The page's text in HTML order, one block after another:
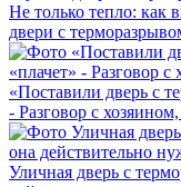
Не только тепло: как
двери с
«Поставили дверь с
- Разговор с
Уличная дверь с